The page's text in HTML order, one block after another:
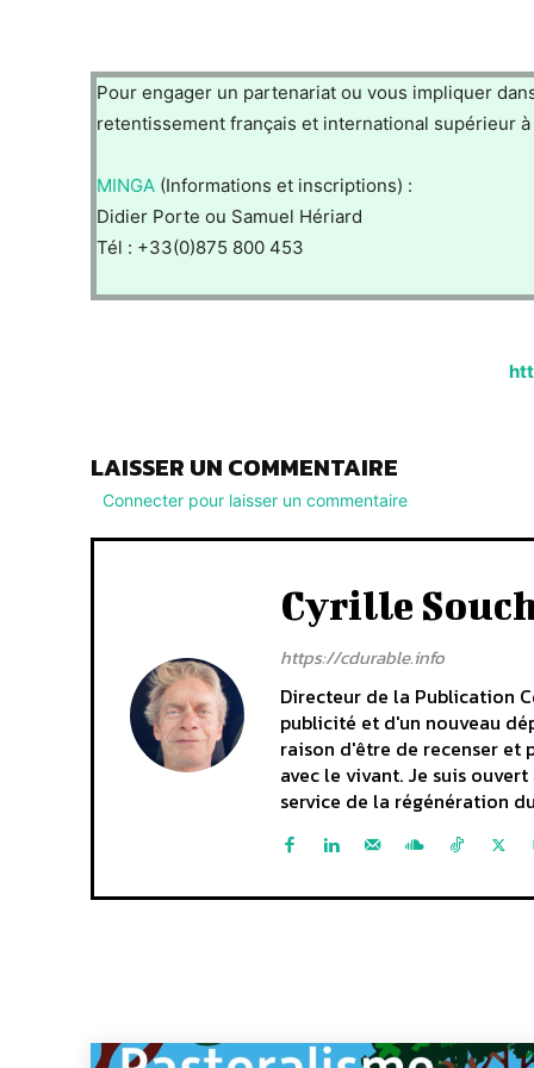
Pour engager un partenariat ou vous impliquer
retentissement français et international supérieur
MINGA (Informations et inscriptions) :
Didier Porte ou Samuel Hériard
Tél : +33(0)875 800 453
LAISSER UN COMMENTAIRE
Connecter pour laisser un commentaire
Cyrille
https://cdurable.info
Directeur de la Publication
publicité et d'un nouveau
raison d'être de recenser
avec le vivant. Je suis
service de la régénération